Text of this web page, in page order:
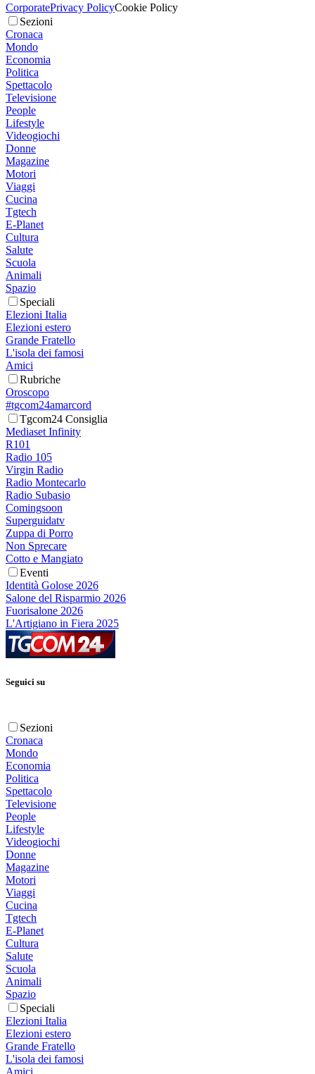
CorporatePrivacy PolicyCookie Policy
Sezioni
Cronaca
Mondo
Economia
Politica
Spettacolo
Televisione
People
Lifestyle
Videogiochi
Donne
Magazine
Motori
Viaggi
Cucina
Tgtech
E-Planet
Cultura
Salute
Scuola
Animali
Spazio
Speciali
Elezioni Italia
Elezioni estero
Grande Fratello
L'isola dei famosi
Amici
Rubriche
Oroscopo
#tgcom24amarcord
Tgcom24 Consiglia
Mediaset Infinity
R101
Radio 105
Virgin Radio
Radio Montecarlo
Radio Subasio
Comingsoon
Superguidatv
Zuppa di Porro
Non Sprecare
Cotto e Mangiato
Eventi
Identità Golose 2026
Salone del Risparmio 2026
Fuorisalone 2026
L'Artigiano in Fiera 2025
Seguici su
Sezioni
Cronaca
Mondo
Economia
Politica
Spettacolo
Televisione
People
Lifestyle
Videogiochi
Donne
Magazine
Motori
Viaggi
Cucina
Tgtech
E-Planet
Cultura
Salute
Scuola
Animali
Spazio
Speciali
Elezioni Italia
Elezioni estero
Grande Fratello
L'isola dei famosi
Amici